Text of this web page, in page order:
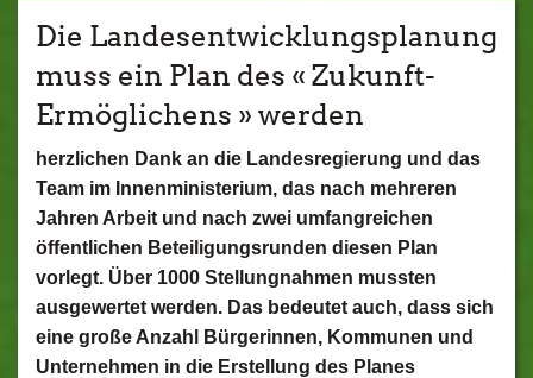
Die Landesentwicklungsplanung
muss ein Plan des « Zukunft-
Ermöglichens » werden
herzlichen Dank an die Landesregierung und das
Team im Innenministerium, das nach mehreren
Jahren Arbeit und nach zwei umfangreichen
öffentlichen Beteiligungsrunden diesen Plan
vorlegt. Über 1000 Stellungnahmen mussten
ausgewertet werden. Das bedeutet auch, dass sich
eine große Anzahl Bürgerinnen, Kommunen und
Unternehmen in die Erstellung des Planes